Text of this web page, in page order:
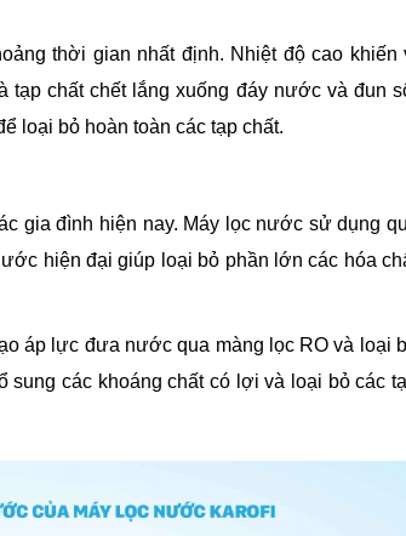
thời gian nhất định. Nhiệt độ cao khiến
tạp chất chết lắng xuống đáy nước và đun
loại bỏ hoàn toàn các tạp chất.
gia đình hiện nay. Máy lọc nước sử dụng
hiện đại giúp loại bỏ phần lớn các hóa
áp lực đưa nước qua màng lọc RO và loại
sung các khoáng chất có lợi và loại bỏ các